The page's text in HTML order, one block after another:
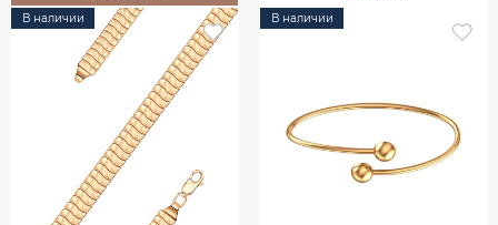
В наличии В наличии